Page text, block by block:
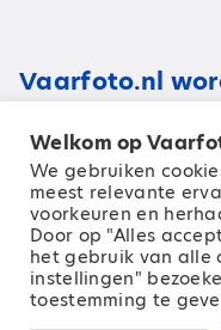
Vaarfoto.nl
© 2026
Welkom op
We gebruiken
meest relevante
voorkeuren en
Door op "Alles
het gebruik van alle
instellingen"
toestemming te